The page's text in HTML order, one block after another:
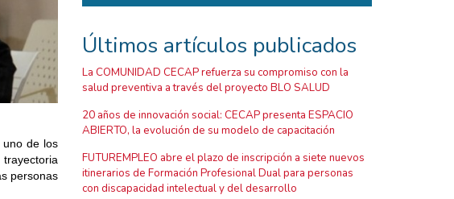
uno de los
personas
Últimos artículos publicados
La COMUNIDAD CECAP refuerza su compromiso con la
salud preventiva a través del proyecto BLO SALUD
20 años de innovación social: CECAP presenta ESPACIO
ABIERTO, la evolución de su modelo de capacitación
FUTUREMPLEO abre el plazo de inscripción a siete nuevos
itinerarios de Formación Profesional Dual para personas
con discapacidad intelectual y del desarrollo